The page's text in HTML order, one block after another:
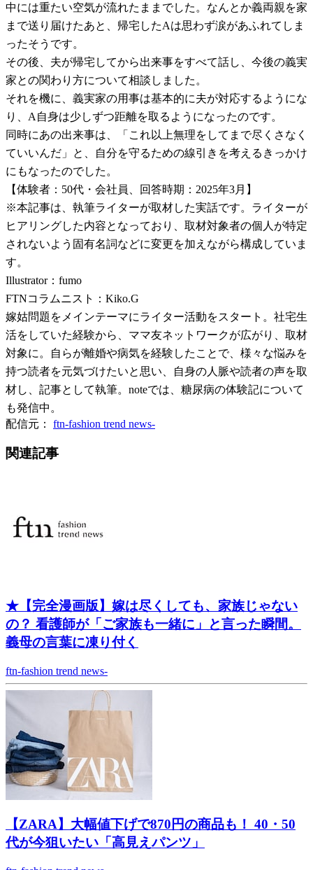
中には重たい空気が流れたままでした。なんとか義両親を家
まで送り届けたあと、帰宅したAは思わず涙があふれてしま
ったそうです。
その後、夫が帰宅してから出来事をすべて話し、今後の義実
家との関わり方について相談しました。
それを機に、義実家の用事は基本的に夫が対応するようにな
り、A自身は少しずつ距離を取るようになったのです。
同時にあの出来事は、「これ以上無理をしてまで尽くさなく
ていいんだ」と、自分を守るための線引きを考えるきっかけ
にもなったのでした。
【体験者：50代・会社員、回答時期：2025年3月】
※本記事は、執筆ライターが取材した実話です。ライターが
ヒアリングした内容となっており、取材対象者の個人が特定
されないよう固有名詞などに変更を加えながら構成していま
す。
Illustrator：fumo
FTNコラムニスト：Kiko.G
嫁姑問題をメインテーマにライター活動をスタート。社宅生
活をしていた経験から、ママ友ネットワークが広がり、取材
対象に。自らが離婚や病気を経験したことで、様々な悩みを
持つ読者を元気づけたいと思い、自身の人脈や読者の声を取
材し、記事として執筆。noteでは、糖尿病の体験記について
も発信中。
配信元： ftn-fashion trend news-
関連記事
★【完全漫画版】嫁は尽くしても、家族じゃない
の？ 看護師が「ご家族も一緒に」と言った瞬間。
義母の言葉に凍り付く
ftn-fashion trend news-
【ZARA】大幅値下げで870円の商品も！ 40・50
代が今狙いたい「高見えパンツ」